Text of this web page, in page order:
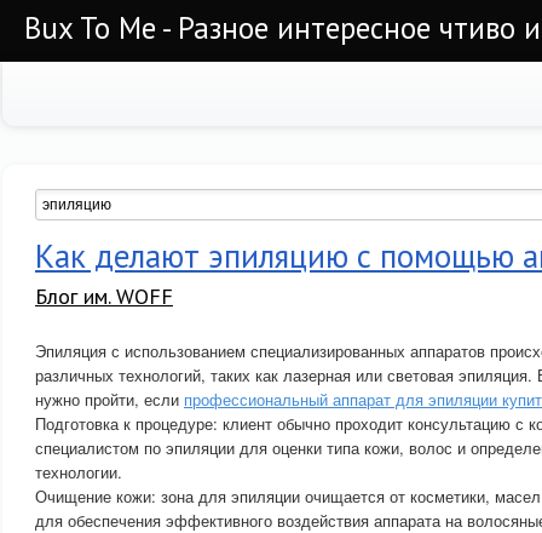
Bux To Me - Разное интересное чтиво
Как делают эпиляцию с помощью
Блог им. WOFF
Эпиляция с использованием специализированных аппаратов
различных технологий, таких как лазерная или световая
нужно пройти, если профессиональный аппарат для эпиляции
Подготовка к процедуре: клиент обычно проходит консультацию с
специалистом по эпиляции для оценки типа кожи, волос и
технологии.
Очищение кожи: зона для эпиляции очищается от косметики,
для обеспечения эффективного воздействия аппарата на